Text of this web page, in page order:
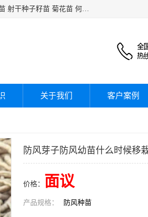
白芍种子籽苗 白芍芽头 芍药种子籽苗 芍药芽头 赤芍种子籽苗 牡丹皮种子籽苗 白芷种子 丹参种子籽苗 射干种子籽苗 菊花苗 何乌苗 蒲公英种子 桔梗种子籽苗 生地黄芽苗 玄参芽苗 元参芽苗 黑参芽苗 紫苑芽 紫菀苗 板蓝根种子 板兰根籽 大青叶种子 大青根种苗 防风种子 夏枯草种子 夏枯球籽 知母种子籽苗 白术种子 白术籽苗 薄荷种子籽苗 红花种子籽油
关于我们 客户案例
防风芽子防风幼苗什么时候移
价格： 面议
产品规格： 防风种苗